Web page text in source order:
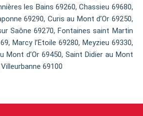
les Bains 69260, Chassieu 69680,
69290, Curis au Mont d’Or 69250,
Saône 69270, Fontaines saint Martin
Marcy l’Etoile 69280, Meyzieu 69330,
Mont d’Or 69450, Saint Didier au Mont
69100